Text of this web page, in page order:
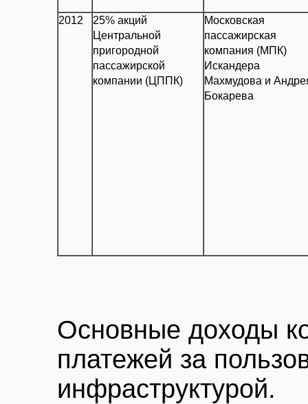
2012
25% акций
Центральной
пригородной
пассажирской
компании (ЦППК)
Московская
пассажирская
компания (МПК)
Искандера
Махмудова и
Бокарева
Основные доходы
платежей за
инфраструктурой.